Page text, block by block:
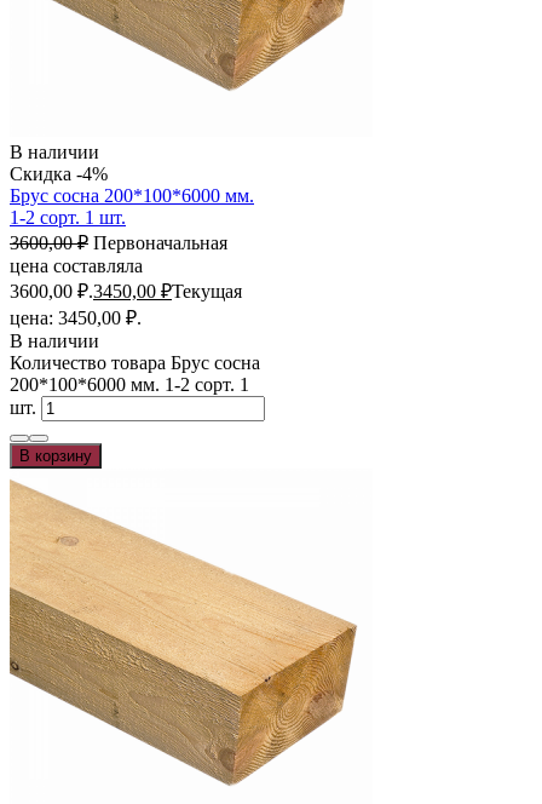
В наличии
Скидка -4%
Брус сосна 200*100*6000 мм.
1-2 сорт. 1 шт.
3600,00₽ Первоначальная
цена составляла
3600,00 ₽.3450,00 ₽Текущая
цена: 3450,00 ₽.
В наличии
Количество товара Брус сосна
200*100*6000 мм. 1-2 сорт. 1
шт.
В корзину